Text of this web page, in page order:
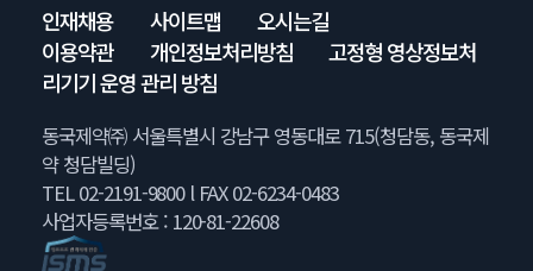
인재채용 사이트맵
오시는길
이용약관
개인정보처리방침
고정형 영상정보처
리기기 운영 관리 방침
동국제약㈜ 서울특별시 강남구 영동대로 715(청담동, 동국제
약 청담빌딩)
TEL 02-2191-9800 l FAX 02-6234-0483
사업자등록번호 : 120-81-22608